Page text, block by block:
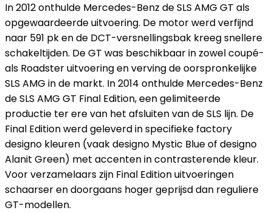
In 2012 onthulde Mercedes-Benz de SLS AMG GT als
opgewaardeerde uitvoering. De motor werd verfijnd
naar 591 pk en de DCT-versnellingsbak kreeg snellere
schakeltijden. De GT was beschikbaar in zowel coupé-
als Roadster uitvoering en verving de oorspronkelijke
SLS AMG in de markt. In 2014 onthulde Mercedes-Benz
de SLS AMG GT Final Edition, een gelimiteerde
productie ter ere van het afsluiten van de SLS lijn. De
Final Edition werd geleverd in specifieke factory
designo kleuren (vaak designo Mystic Blue of designo
Alanit Green) met accenten in contrasterende kleur.
Voor verzamelaars zijn Final Edition uitvoeringen
schaarser en doorgaans hoger geprijsd dan reguliere
GT-modellen.